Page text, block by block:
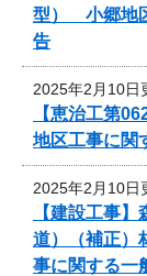
型） 小郷地
告
2025年2月10日
【恵治工第
地区工事に関
2025年2月10日
【建設工事
道）（補正）
事に関する一